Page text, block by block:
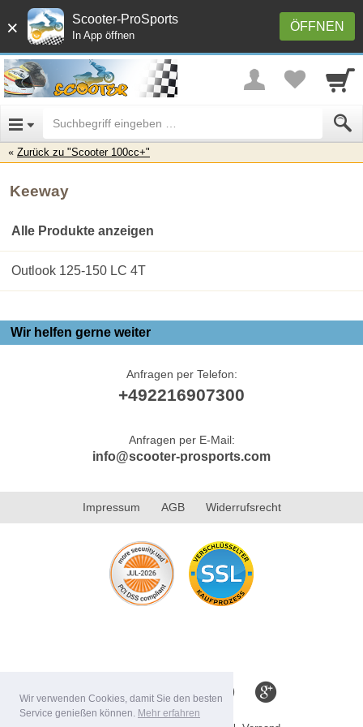
Wir verwenden Cookies, damit Sie den besten
Service genießen können. Mehr erfahren
× ÖFFNEN
Scooter-ProSports
In App öffnen
Zurück zu "Scooter 100cc+"
Keeway
Alle Produkte anzeigen
Outlook 125-150 LC 4T
Wir helfen gerne weiter
Anfragen per Telefon:
+492216907300
Anfragen per E-Mail:
info@scooter-prosports.com
Impressum AGB Widerrufsrecht